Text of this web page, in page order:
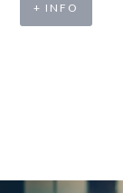
+ INFO